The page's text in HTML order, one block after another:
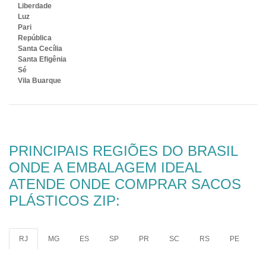
Liberdade
Luz
Pari
República
Santa Cecília
Santa Efigênia
Sé
Vila Buarque
PRINCIPAIS REGIÕES DO BRASIL
ONDE A EMBALAGEM IDEAL
ATENDE ONDE COMPRAR SACOS
PLÁSTICOS ZIP:
RJ MG ES SP PR SC RS PE